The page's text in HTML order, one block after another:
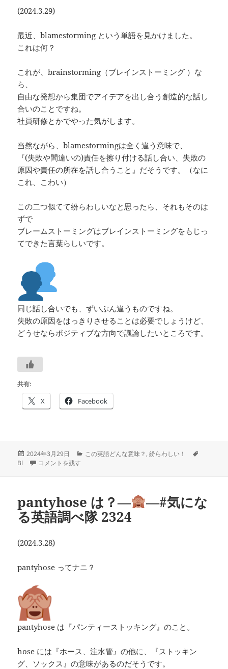
(2024.3.29)
最近、blamestorming という単語を見かけました。
これは何？
これが、brainstorming（ブレインストーミング ）な
ら、
自由な発想から集団でアイデアを出し合う創造的な話し
合いのことですね。
社員研修とかでやった気がします。
当然ながら、blamestormingは全く違う意味で、
『(失敗や間違いの)責任を擦り付ける話し合い、失敗の
原因や責任の所在を話し合うこと』だそうです。（なに
これ、こわい）
この二つ似てて紛らわしいなと思ったら、それもそのは
ずで
ブレームストーミングはブレインストーミングをもじっ
てできた言葉らしいです。
同じ話し合いでも、ずいぶん違うものですね。
失敗の原因をはっきりさせることは必要でしょうけど、
どうせならポジティブな方向で議論したいところです。
共有:
X Facebook
投
稿
2024年3月29日
カ
この英語どんな意味？ ,紛らわしい！
Bl blamestormingって何
コメントを残す
pantyhose は？―
―#気にな
る英語調べ隊 2324
(2024.3.28)
pantyhose ってナニ？
pantyhose は『パンティーストッキング』のこと。
hose には『ホース、注水管』の他に、『ストッキン
グ、ソックス』の意味があるのだそうです。